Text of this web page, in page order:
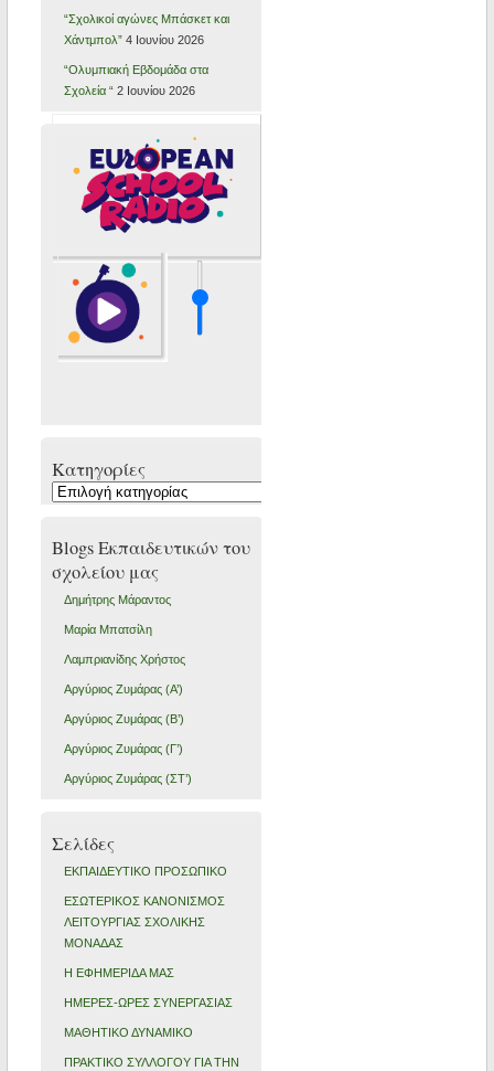
“Σχολικοί αγώνες Μπάσκετ και
Χάντμπολ” 4 Ιουνίου 2026
“Ολυμπιακή Εβδομάδα στα
Σχολεία “ 2 Ιουνίου 2026
Kατηγορίες
Kατηγορίες
Blogs Εκπαιδευτικών του
σχολείου μας
Δημήτρης Μάραντος
Μαρία Μπατσίλη
Λαμπριανίδης Χρήστος
Αργύριος Ζυμάρας (Α’)
Αργύριος Ζυμάρας (Β’)
Αργύριος Ζυμάρας (Γ’)
Αργύριος Ζυμάρας (ΣΤ’)
Σελίδες
ΕΚΠΑΙΔΕΥΤΙΚΟ ΠΡΟΣΩΠΙΚΟ
ΕΣΩΤΕΡΙΚΟΣ ΚΑΝΟΝΙΣΜΟΣ
ΛΕΙΤΟΥΡΓΙΑΣ ΣΧΟΛΙΚΗΣ
ΜΟΝΑΔΑΣ
Η ΕΦΗΜΕΡΙΔΑ ΜΑΣ
ΗΜΕΡΕΣ-ΩΡΕΣ ΣΥΝΕΡΓΑΣΙΑΣ
ΜΑΘΗΤΙΚΟ ΔΥΝΑΜΙΚΟ
ΠΡΑΚΤΙΚΟ ΣΥΛΛΟΓΟΥ ΓΙΑ ΤΗΝ